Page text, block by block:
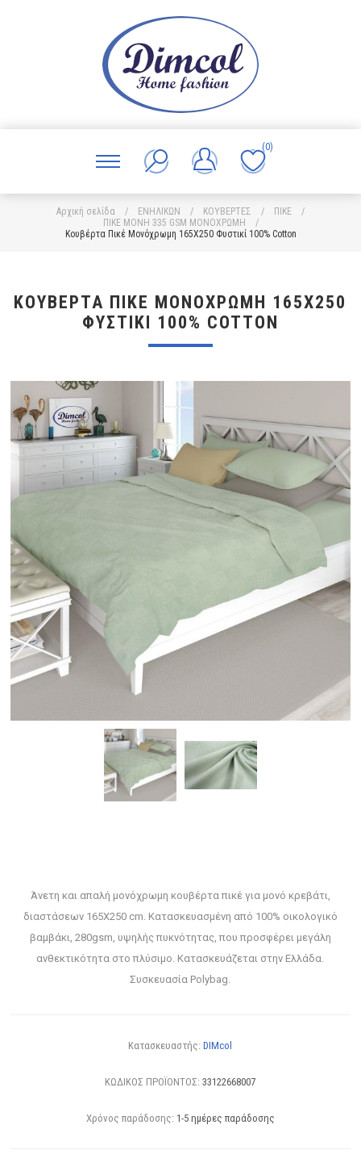
(0)
Αρχική σελίδα / ΕΝΗΛΙΚΩΝ / ΚΟΥΒΕΡΤΕΣ / ΠΙΚΕ
/
ΠΙΚΕ ΜΟΝΗ 335 GSM ΜΟΝΟΧΡΩΜΗ
/
Κουβέρτα Πικέ Μονόχρωμη 165X250 Φυστικί 100% Cotton
ΚΟΥΒΈΡΤΑ ΠΙΚΈ ΜΟΝΌΧΡΩΜΗ 165X250
ΦΥΣΤΙΚΊ 100% COTTON
Άνετη και απαλή μονόχρωμη κουβέρτα πικέ για μονό κρεβάτι,
διαστάσεων 165X250 cm. Κατασκευασμένη από 100% οικολογικό
βαμβάκι, 280gsm, υψηλής πυκνότητας, που προσφέρει μεγάλη
ανθεκτικότητα στο πλύσιμο. Κατασκευάζεται στην Ελλάδα.
Συσκευασία Polybag.
Κατασκευαστής: DIMcol
ΚΩΔΙΚΟΣ ΠΡΟΪΟΝΤΟΣ: 33122668007
Χρόνος παράδοσης: 1-5 ημέρες παράδοσης